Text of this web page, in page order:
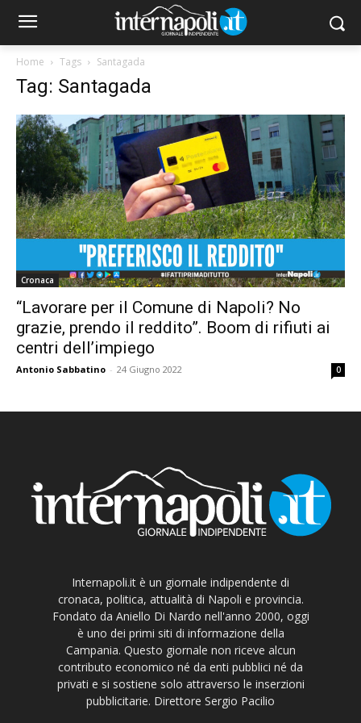
Home Tags Santagada
Tag: Santagada
Cronaca
“Lavorare per il Comune di Napoli? No
grazie, prendo il reddito”. Boom di rifiuti ai
centri dell’impiego
Antonio Sabbatino - 24 Giugno 2022 0
Internapoli.it è un giornale indipendente di
cronaca, politica, attualità di Napoli e provincia.
Fondato da Aniello Di Nardo nell'anno 2000, oggi
è uno dei primi siti di informazione della
Campania. Questo giornale non riceve alcun
contributo economico né da enti pubblici né da
privati e si sostiene solo attraverso le inserzioni
pubblicitarie. Direttore Sergio Pacilio